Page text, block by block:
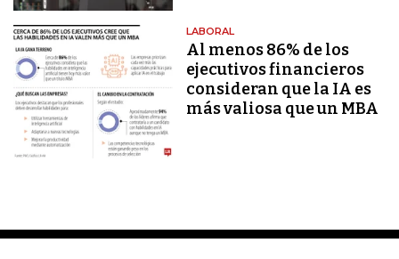
LABORAL
Al menos 86% de los
ejecutivos financieros
consideran que la IA es
más valiosa que un MBA